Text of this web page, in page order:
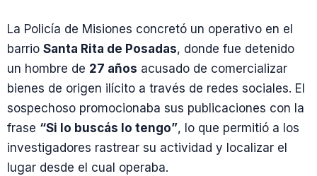
La Policía de Misiones concretó un operativo en el
barrio Santa Rita de Posadas, donde fue detenido
un hombre de 27 años acusado de comercializar
bienes de origen ilícito a través de redes sociales. El
sospechoso promocionaba sus publicaciones con la
frase “Si lo buscás lo tengo”, lo que permitió a los
investigadores rastrear su actividad y localizar el
lugar desde el cual operaba.